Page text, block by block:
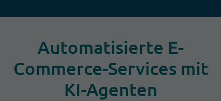
Automatisierte E-
Commerce-Services mit
KI-Agenten